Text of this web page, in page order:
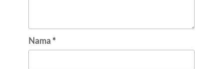
Nama*